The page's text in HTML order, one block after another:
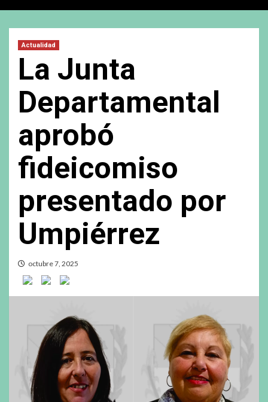
Actualidad
La Junta
Departamental
aprobó
fideicomiso
presentado por
Umpiérrez
octubre 7, 2025